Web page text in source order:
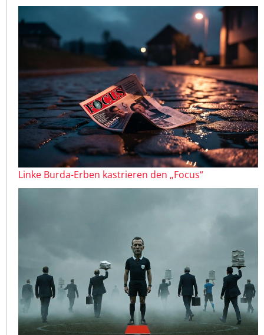
Linke Burda-Erben kastrieren den „Focus“